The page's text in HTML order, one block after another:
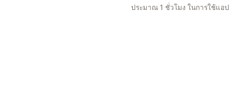
ประมาณ 1 ชั่วโมง ในการใช้แอป